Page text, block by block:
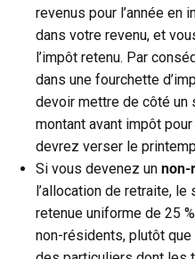
revenus pour l’année en
dans votre revenu, et
l’impôt retenu. Par
dans une fourchette
devoir mettre de côté un
montant avant impôt
devrez verser le
Si vous devenez un non-
l’allocation de retraite,
retenue uniforme de 25
non-résidents, plutôt que